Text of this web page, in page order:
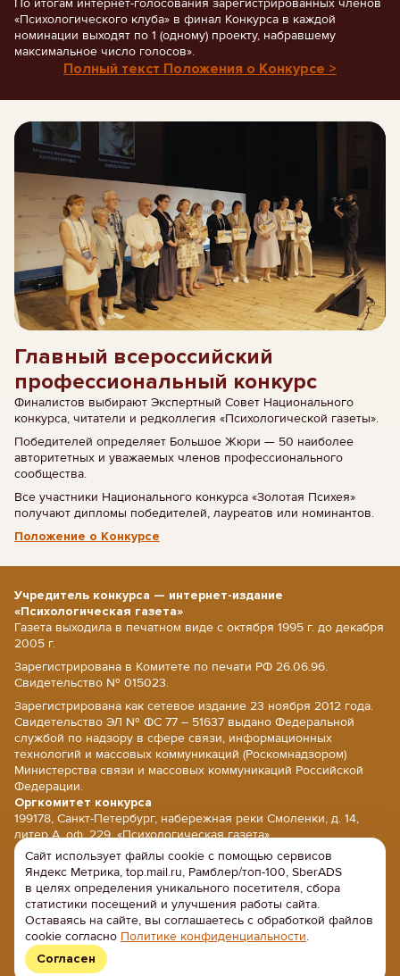
«Психологического клуба» в финал Конкурса в каждой
номинации выходят по 1 (одному) проекту, набравшему
максимальное число голосов».
Полный текст Положения о Конкурсе >
Главный всероссийский
профессиональный конкурс
Финалистов выбирают Экспертный Совет Национального
конкурса, читатели и редколлегия «Психологической газеты».
Победителей определяет Большое Жюри — 50 наиболее
авторитетных и уважаемых членов профессионального
сообщества.
Все участники Национального конкурса «Золотая Психея»
получают дипломы победителей, лауреатов или номинантов.
Положение о Конкурсе
Учредитель конкурса — интернет-издание
«Психологическая газета»
Газета выходила в печатном виде с октября 1995 г. до декабря
2005 г.
Зарегистрирована в Комитете по печати РФ 26.06.96.
Свидетельство № 015023.
Зарегистрирована как сетевое издание 23 ноября 2012 года.
Свидетельство ЭЛ № ФС 77 – 51637 выдано Федеральной
службой по надзору в сфере связи, информационных
технологий и массовых коммуникаций (Роскомнадзором)
Министерства связи и массовых коммуникаций Российской
Федерации.
Оргкомитет конкурса
199178, Санкт-Петербург, набережная реки Смоленки, д. 14,
литер А, оф. 229, «Психологическая газета».
E-mail: psy@psy.su; сайт: www.psy.su
Напишите нам
Политика конфиденциальности
Положение об обработке персональных данных
Сайт использует файлы cookie с помощью сервисов
Яндекс Метрика, top.mail.ru, Рамблер/топ-100, SberADS
в целях определения уникального посетителя, сбора
статистики посещений и улучшения работы сайта.
Оставаясь на сайте, вы соглашаетесь с обработкой файлов
cookie согласно Политике конфиденциальности.
Согласен